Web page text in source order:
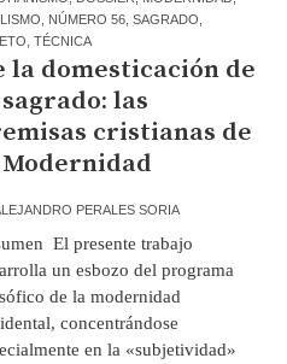
NÚMERO 56 ,SAGRADO
,TÉCNICA
la domesticación de
las
cristianas de
PERALES SORIA
El presente trabajo
un esbozo del programa
de la modernidad
concentrándose
en la «subjetividad»